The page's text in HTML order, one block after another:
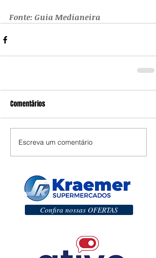
Fonte: Guia Medianeira
Comentários
Escreva um comentário
Confira nossas OFERTAS